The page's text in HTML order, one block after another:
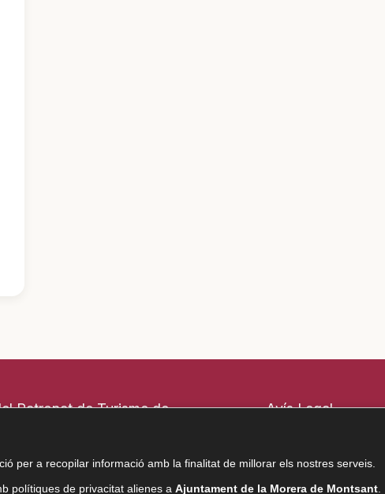
Patronat de Turisme de
Avís Legal
Política de Cookies
per a recopilar informació amb la finalitat de millorar els nostres serveis.
polítiques de privacitat alienes a Ajuntament de la Morera de Montsant.